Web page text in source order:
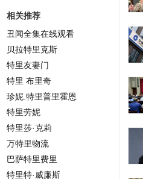
相关推荐
丑闻全集在线观看
贝拉特里克斯
特里友妻门
特里 布里奇
珍妮.特里普里霍恩
特里劳妮
特里莎·克莉
万特里物流
巴萨特里费里
特里特·威廉斯